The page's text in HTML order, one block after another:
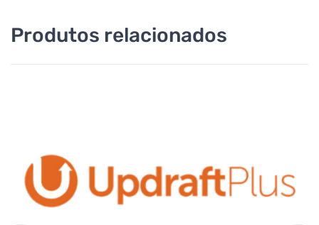
Produtos relacionados